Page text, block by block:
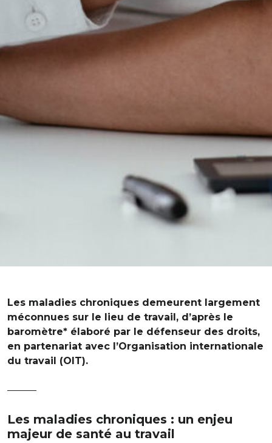
Les maladies chroniques demeurent largement
méconnues sur le lieu de travail, d’après le
baromètre* élaboré par le défenseur des droits,
en partenariat avec l’Organisation internationale
du travail (OIT).
———
Les maladies chroniques : un enjeu
majeur de santé au travail